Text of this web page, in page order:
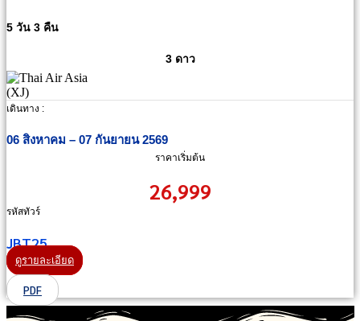
5 วัน 3 คืน
3 ดาว
เดินทาง :
06 สิงหาคม – 07 กันยายน 2569
ราคาเริ่มต้น
26,999
รหัสทัวร์
JBT25
ดูรายละเอียด
PDF